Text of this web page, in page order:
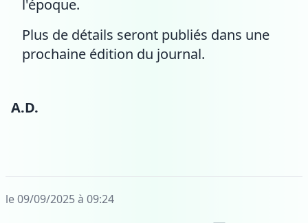
l'époque.
Plus de détails seront publiés dans une
prochaine édition du journal.
A.D.
le 09/09/2025 à 09:24